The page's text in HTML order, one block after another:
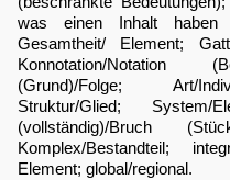
was einen Inhalt haben
Gesamtheit/ Element;
Konnotation/Notation
(Grund)/Folge; Art/
Struktur/Glied; System/
(vollständig)/Bruch
Komplex/Bestandteil;
Element; global/regional.